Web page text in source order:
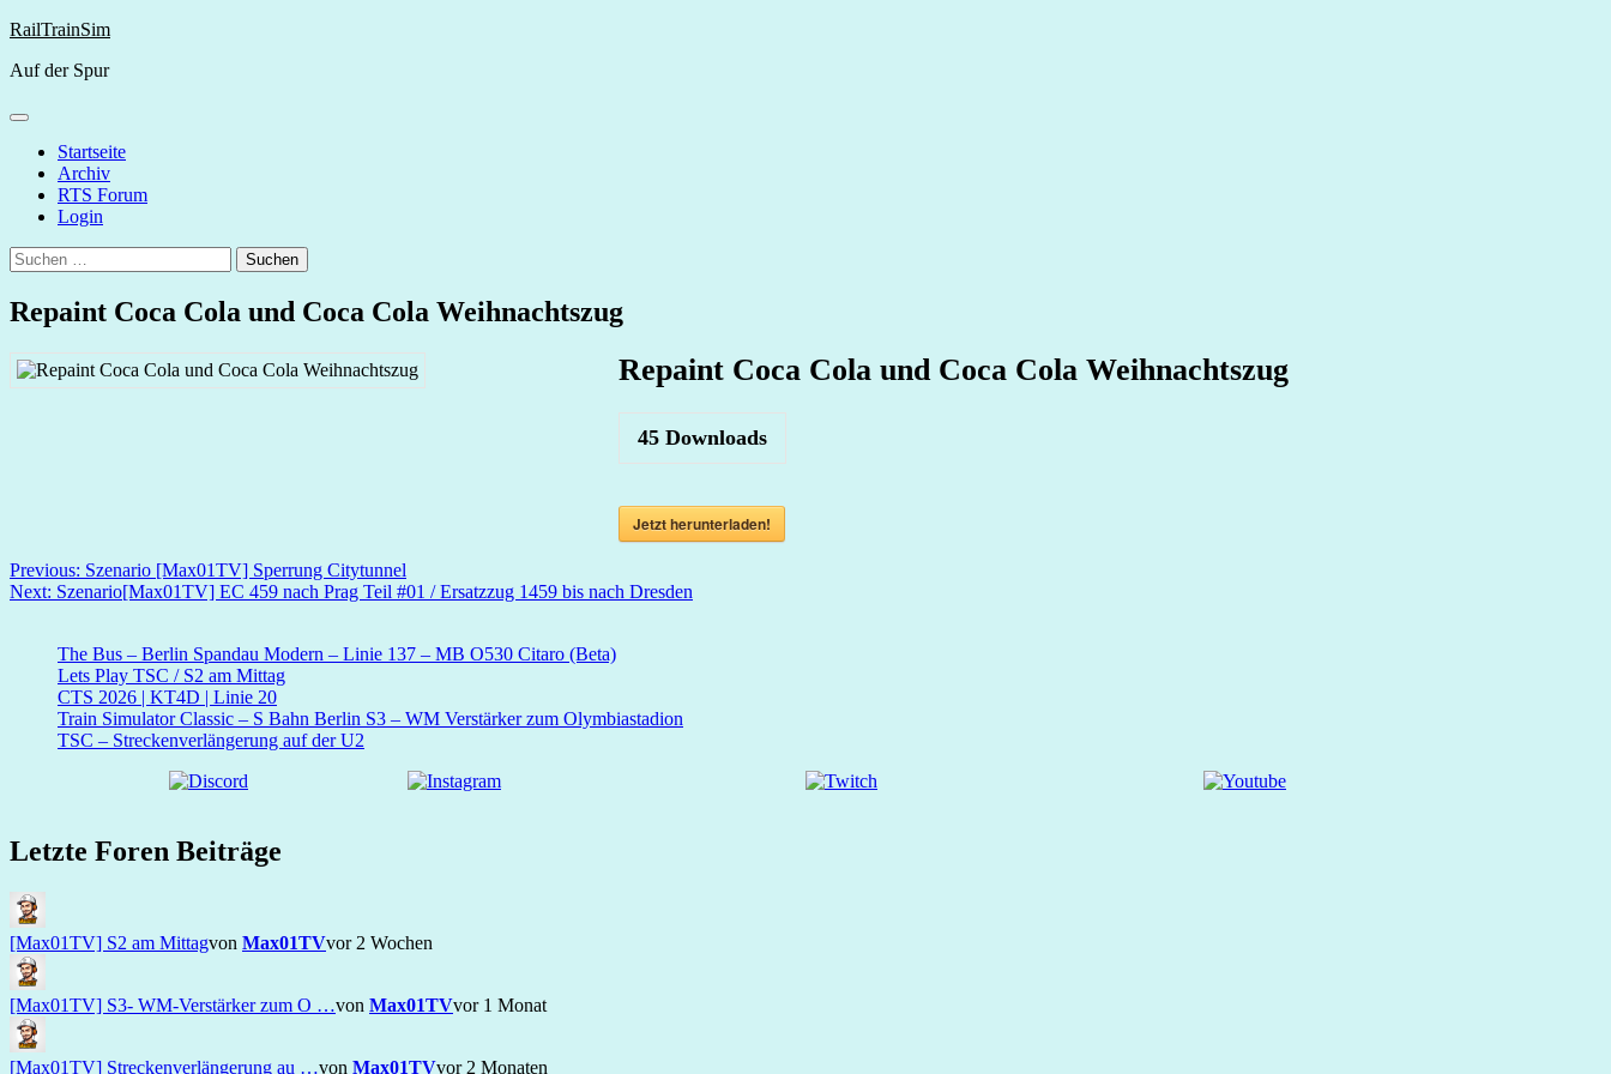
Skip
content
RailTrainSim
Auf der Spur
Startseite
Archiv
RTS Forum
Login
Suchen
nach:
Repaint Coca Cola und Coca Cola Weihnachtszug
Repaint Coca Cola und Coca Cola Weihnachtszug
45 Downloads
Jetzt herunterladen!
Beitragsnavigation
Previous: Szenario [Max01TV] Sperrung Citytunnel
Next: Szenario[Max01TV] EC 459 nach Prag Teil #01 / Ersatzzug 1459 bis nach Dresden
The Bus – Berlin Spandau Modern – Linie 137 – MB O530 Citaro (Beta)
Lets Play TSC / S2 am Mittag
CTS 2026 | KT4D | Linie 20
Train Simulator Classic – S Bahn Berlin S3 – WM Verstärker zum Olymbiastadion
TSC – Streckenverlängerung auf der U2
Letzte Foren Beiträge
[Max01TV] S2 am Mittagvon Max01TVvor 2 Wochen
[Max01TV] S3- WM-Verstärker zum O …von Max01TVvor 1 Monat
[Max01TV] Streckenverlängerung au …von Max01TVvor 2 Monaten